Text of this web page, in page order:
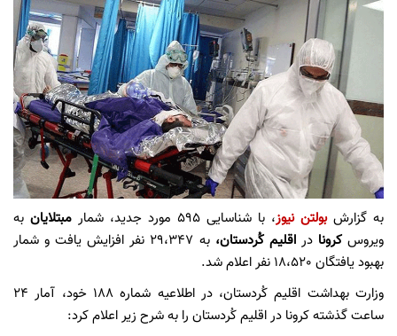
به گزارشبولتن نیوز، با شناسایی ٥٩٥ مورد جدید، شمار مبتلایان به
ویروسکرونا دراقلیم کُردستان،
به ٢٩،٣٤٧ نفر افزایش یافت و شمار
بهبود یافتگان ١٨،٥٢٠ نفر اعلام شد.
وزارت بهداشت اقلیم کُردستان، در اطلاعیه‌ شماره ١٨٨ خود، آمار ٢٤
ساعت گذشته‌ کرونا در اقلیم کُردستان را به شرح زیر اعلام کرد: